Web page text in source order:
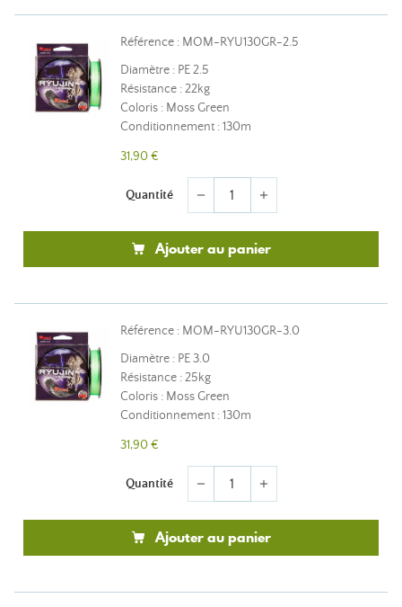
Référence : MOM-RYU130GR-2.5
Diamètre : PE 2.5
Résistance : 22kg
Coloris : Moss Green
Conditionnement : 130m
31,90 €
Quantité remove add
Ajouter au panier
Référence : MOM-RYU130GR-3.0
Diamètre : PE 3.0
Résistance : 25kg
Coloris : Moss Green
Conditionnement : 130m
31,90 €
Quantité remove add
Ajouter au panier